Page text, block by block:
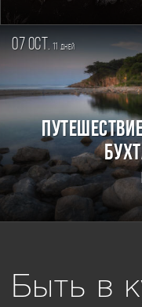
07 oct. дней
Быть в